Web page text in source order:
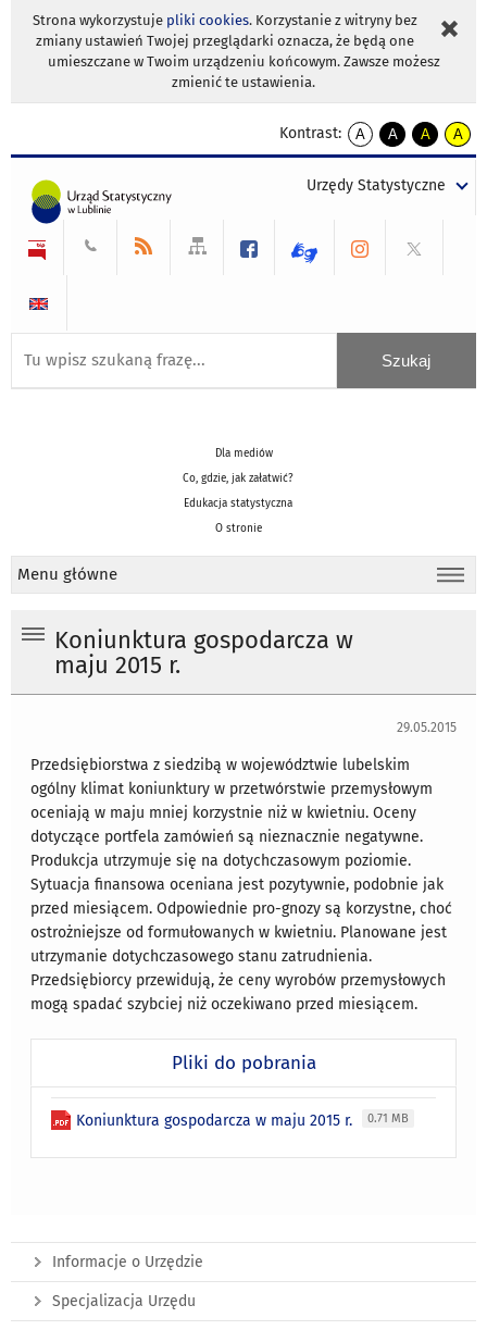
Strona wykorzystuje pliki cookies. Korzystanie z witryny bez
zmiany ustawień Twojej przeglądarki oznacza, że będą one
umieszczane w Twoim urządzeniu końcowym. Zawsze możesz
zmienić te ustawienia.
Kontrast:
A
kontrast
A
kontrast
tekst
czarnym
A
kontrast
tekst
czarnym
A
tekst
żółtym
Urzędy Statystyczne
Dla mediów
Co, gdzie, jak załatwić?
Edukacja statystyczna
O stronie
Menu główne
Koniunktura gospodarcza w
maju 2015 r.
29.05.2015
Przedsiębiorstwa z siedzibą w województwie lubelskim
ogólny klimat koniunktury w przetwórstwie przemysłowym
oceniają w maju mniej korzystnie niż w kwietniu. Oceny
dotyczące portfela zamówień są nieznacznie negatywne.
Produkcja utrzymuje się na dotychczasowym poziomie.
Sytuacja finansowa oceniana jest pozytywnie, podobnie jak
przed miesiącem. Odpowiednie pro-gnozy są korzystne, choć
ostrożniejsze od formułowanych w kwietniu. Planowane jest
utrzymanie dotychczasowego stanu zatrudnienia.
Przedsiębiorcy przewidują, że ceny wyrobów przemysłowych
mogą spadać szybciej niż oczekiwano przed miesiącem.
Pliki do pobrania
Koniunktura gospodarcza w maju 2015 r. 0.71 MB
Informacje o Urzędzie
Specjalizacja Urzędu